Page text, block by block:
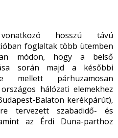
hosszú távú
foglaltak több ütemben
módon, hogy a belső
során majd a későbbi
mellett párhuzamosan
hálózati elemekhez
Balaton kerékpárút),
tervezett szabadidő- és
az Érdi Duna-parthoz